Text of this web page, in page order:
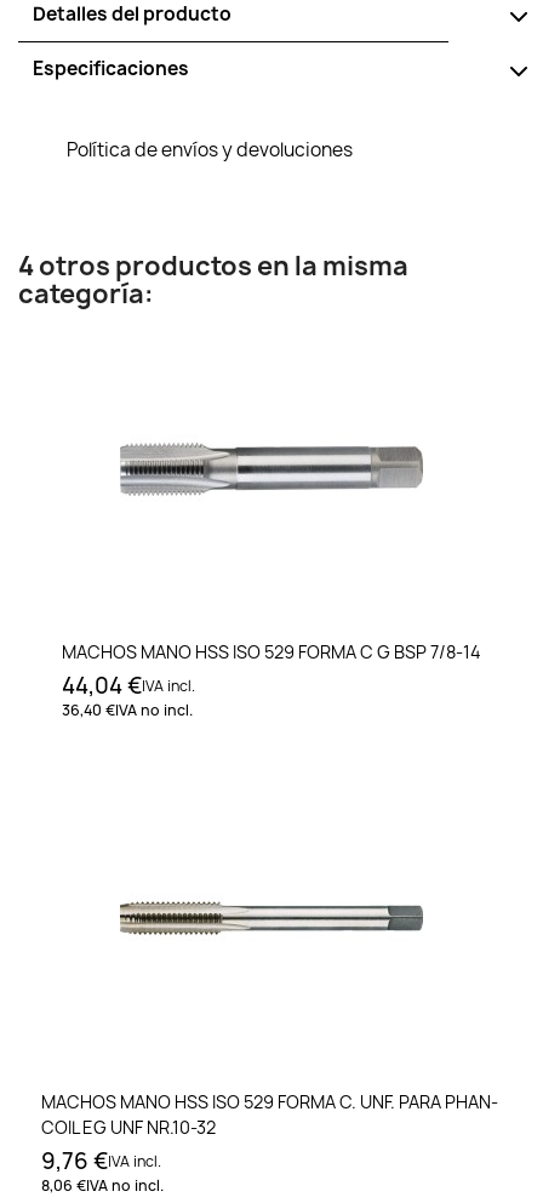
Detalles del producto
Especificaciones
Política de envíos y devoluciones
4 otros productos en la misma
categoría:
MACHOS MANO HSS ISO 529 FORMA C G BSP 7/8-14
44,04 €IVA incl.
36,40 €IVA no incl.
MACHOS MANO HSS ISO 529 FORMA C. UNF. PARA PHAN-
COIL EG UNF NR.10-32
9,76 €IVA incl.
8,06 €IVA no incl.